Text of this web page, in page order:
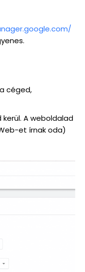
céged,
A weboldalad
et írnak oda)